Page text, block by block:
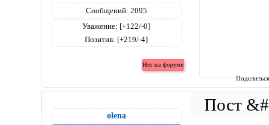
Сообщений: 2095
Уважение: [+122/-0]
Позитив: [+219/-4]
olena